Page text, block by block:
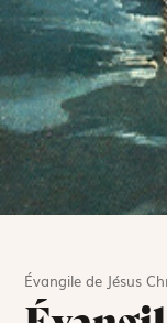
Évangile de Jésus